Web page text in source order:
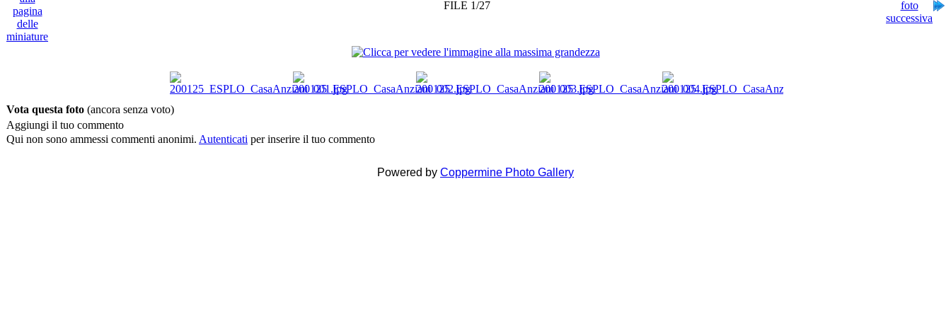
FILE 1/27
Vota questa foto (ancora senza voto)
Aggiungi il tuo commento
Qui non sono ammessi commenti anonimi. Autenticati per inserire il tuo commento
Powered by Coppermine Photo Gallery